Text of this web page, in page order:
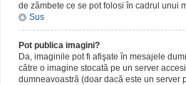
de zâmbete ce se pot folosi în cadrul unui
Sus
Pot publica imagini?
Da, imaginile pot fi afişate în mesajele
către o imagine stocată pe un server
dumneavoastră (doar dacă este un server